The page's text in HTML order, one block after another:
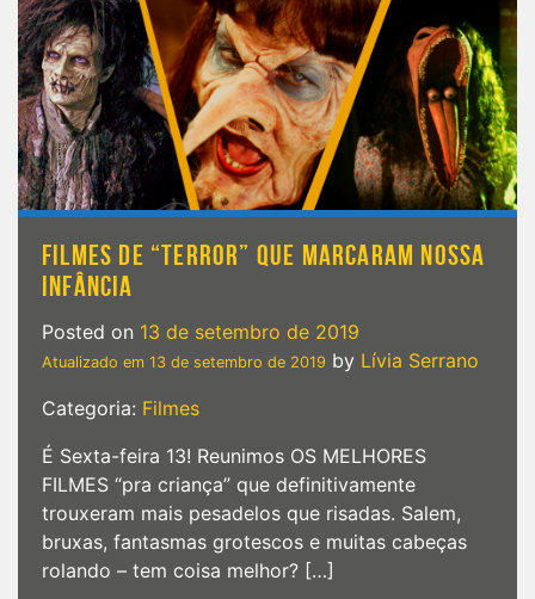
FILMES DE “TERROR” QUE MARCARAM NOSSA
INFÂNCIA
Posted on 13 de setembro de 2019
Atualizado em 13 de setembro de 2019 by Lívia Serrano
Categoria: Filmes
É Sexta-feira 13! Reunimos OS MELHORES
FILMES “pra criança” que definitivamente
trouxeram mais pesadelos que risadas. Salem,
bruxas, fantasmas grotescos e muitas cabeças
rolando – tem coisa melhor? […]